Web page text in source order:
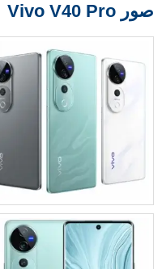
صور Vivo V40 Pro